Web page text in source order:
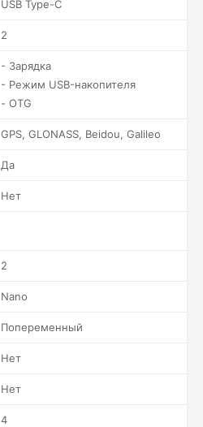
USB Type-C
2
- Зарядка
- Режим USB-накопителя
- OTG
GPS, GLONASS, Beidou, Galileo
Да
Нет
2
Nano
Попеременный
Нет
Нет
4